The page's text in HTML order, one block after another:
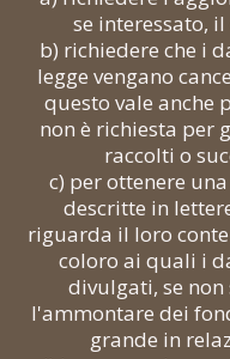
se interessato,
b) richiedere che i
legge vengano
questo vale anche
non è richiesta per
raccolti o
c) per ottenere
descritte in
riguarda il loro
coloro ai quali i
divulgati, se
l'ammontare dei
grande in